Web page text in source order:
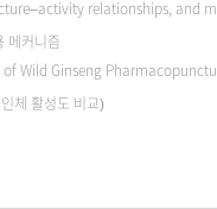
relationships, and
메커니즘
Wild Ginseng
체 활성도 비교)